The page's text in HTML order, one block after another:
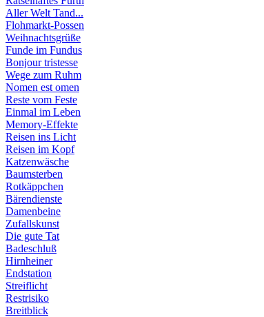
Aller Welt Tand...
Flohmarkt-Possen
Weihnachtsgrüße
Funde im Fundus
Bonjour tristesse
Wege zum Ruhm
Nomen est omen
Reste vom Feste
Einmal im Leben
Memory-Effekte
Reisen ins Licht
Reisen im Kopf
Katzenwäsche
Baumsterben
Rotkäppchen
Bärendienste
Damenbeine
Zufallskunst
Die gute Tat
Badeschluß
Hirnheiner
Endstation
Streiflicht
Restrisiko
Breitblick